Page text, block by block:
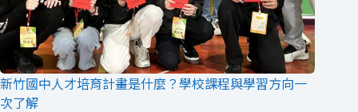
新竹國中人才培育計畫是什麼？學校課程與學習方向一
次了解